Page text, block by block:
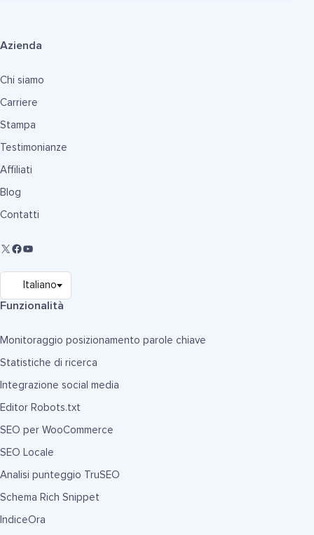
Azienda
Chi siamo
Carriere
Stampa
Testimonianze
Affiliati
Blog
Contatti
Funzionalità
Monitoraggio posizionamento parole chiave
Statistiche di ricerca
Integrazione social media
Editor Robots.txt
SEO per WooCommerce
SEO Locale
Analisi punteggio TruSEO
Schema Rich Snippet
IndiceOra